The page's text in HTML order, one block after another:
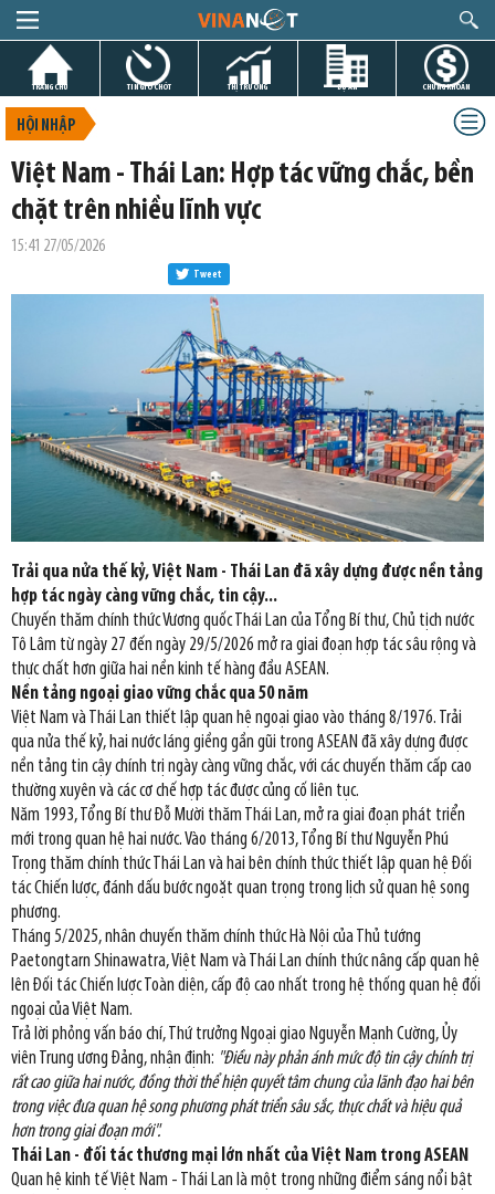
TRANG CHỦ TIN GIỜ CHÓT THỊ TRƯỜNG DỰ ÁN CHỨNG KHOÁN
HỘI NHẬP
Việt Nam - Thái Lan: Hợp tác vững chắc, bền
chặt trên nhiều lĩnh vực
15:41 27/05/2026
Tweet
Trải qua nửa thế kỷ, Việt Nam - Thái Lan đã xây dựng được nền tảng
hợp tác ngày càng vững chắc, tin cậy...
Chuyến thăm chính thức Vương quốc Thái Lan của Tổng Bí thư, Chủ tịch nước
Tô Lâm từ ngày 27 đến ngày 29/5/2026 mở ra giai đoạn hợp tác sâu rộng và
thực chất hơn giữa hai nền kinh tế hàng đầu ASEAN.
Nền tảng ngoại giao vững chắc qua 50 năm
Việt Nam và Thái Lan thiết lập quan hệ ngoại giao vào tháng 8/1976. Trải
qua nửa thế kỷ, hai nước láng giềng gần gũi trong ASEAN đã xây dựng được
nền tảng tin cậy chính trị ngày càng vững chắc, với các chuyến thăm cấp cao
thường xuyên và các cơ chế hợp tác được củng cố liên tục.
Năm 1993, Tổng Bí thư Đỗ Mười thăm Thái Lan, mở ra giai đoạn phát triển
mới trong quan hệ hai nước. Vào tháng 6/2013, Tổng Bí thư Nguyễn Phú
Trọng thăm chính thức Thái Lan và hai bên chính thức thiết lập quan hệ Đối
tác Chiến lược, đánh dấu bước ngoặt quan trọng trong lịch sử quan hệ song
phương.
Tháng 5/2025, nhân chuyến thăm chính thức Hà Nội của Thủ tướng
Paetongtarn Shinawatra, Việt Nam và Thái Lan chính thức nâng cấp quan hệ
lên Đối tác Chiến lược Toàn diện, cấp độ cao nhất trong hệ thống quan hệ đối
ngoại của Việt Nam.
Trả lời phỏng vấn báo chí, Thứ trưởng Ngoại giao Nguyễn Mạnh Cường, Ủy
viên Trung ương Đảng, nhận định: "Điều này phản ánh mức độ tin cậy chính trị
rất cao giữa hai nước, đồng thời thể hiện quyết tâm chung của lãnh đạo hai bên
trong việc đưa quan hệ song phương phát triển sâu sắc, thực chất và hiệu quả
hơn trong giai đoạn mới".
Thái Lan - đối tác thương mại lớn nhất của Việt Nam trong ASEAN
Quan hệ kinh tế Việt Nam - Thái Lan là một trong những điểm sáng nổi bật